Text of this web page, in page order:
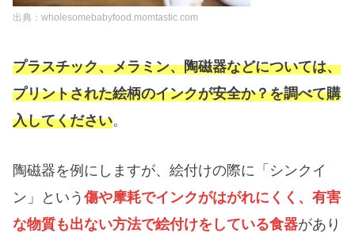
出典：wholesomebabyfood.momtastic.com
プラスチック、メラミン、陶磁器などについては、
プリントされた絵柄のインクが安全か？を調べて購
入してください。
陶磁器を例にしますが、絵付けの際に「シンクイ
ン」という傷や摩耗でインクがはがれにくく、有害
な物質も出ない方法で絵付けをしている食器があり